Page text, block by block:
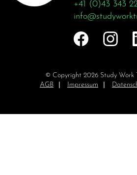
+41 (0)43 343
© Copyright 2026 Study Work
AGB Impressum